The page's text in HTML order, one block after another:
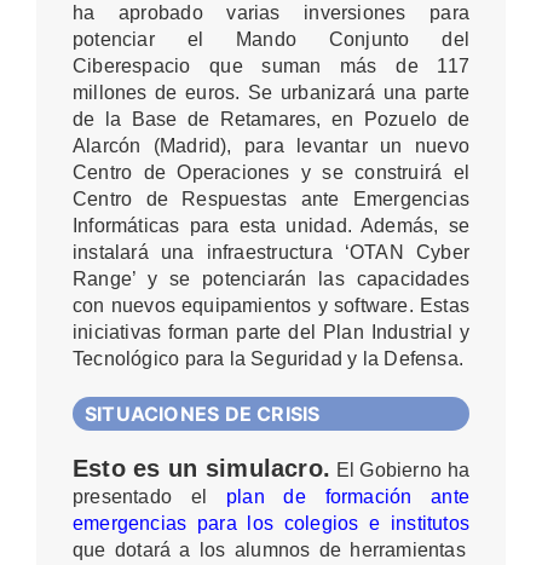
ha aprobado varias inversiones para
potenciar el Mando Conjunto del
Ciberespacio que suman más de 117
millones de euros. Se urbanizará una parte
de la Base de Retamares, en Pozuelo de
Alarcón (Madrid), para levantar un nuevo
Centro de Operaciones y se construirá el
Centro de Respuestas ante Emergencias
Informáticas para esta unidad. Además, se
instalará una infraestructura ‘OTAN Cyber
Range’ y se potenciarán las capacidades
con nuevos equipamientos y software. Estas
iniciativas forman parte del Plan Industrial y
Tecnológico para la Seguridad y la Defensa.
SITUACIONES DE CRISIS
Esto es un simulacro. El Gobierno ha
presentado el
plan de formación ante
emergencias para los colegios e institutos
que dotará a los alumnos de herramientas